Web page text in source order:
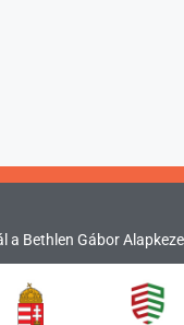
a Bethlen Gábor